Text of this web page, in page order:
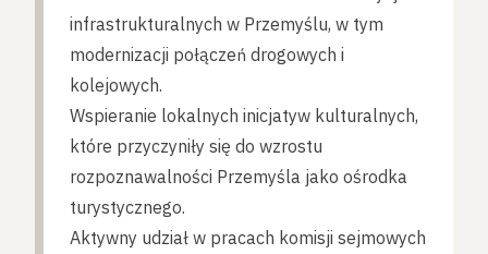
infrastrukturalnych w Przemyślu, w tym
modernizacji połączeń drogowych i
kolejowych.
Wspieranie lokalnych inicjatyw kulturalnych,
które przyczyniły się do wzrostu
rozpoznawalności Przemyśla jako ośrodka
turystycznego.
Aktywny udział w pracach komisji sejmowych